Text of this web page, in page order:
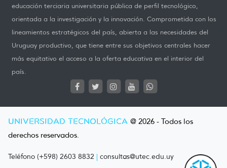
educación terciaria universitaria pública de perfil tecnológico,
orientada a la investigación y la innovación. Comprometida con los
lineamientos estratégicos del país, abierta a las necesidades del
Uruguay productivo, que tiene entre sus objetivos centrales hacer
más equitativo el acceso a la oferta educativa en el interior del
país.
UNIVERSIDAD TECNOLÓGICA @ 2026 - Todos los
derechos reservados.
Teléfono (+598) 2603 8832 | consultas@utec.edu.uy